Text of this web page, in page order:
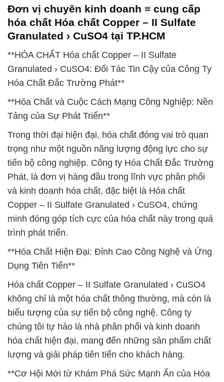
Đơn vị chuyên kinh doanh ≡ cung cấp
hóa chất Hóa chất Copper – II Sulfate
Granulated › CuSO4 tại TP.HCM
**HÓA CHẤT Hóa chất Copper – II Sulfate
Granulated › CuSO4: Đối Tác Tin Cậy của Công Ty
Hóa Chất Đắc Trường Phát**
**Hóa Chất và Cuộc Cách Mạng Công Nghiệp: Nền
Tảng của Sự Phát Triển**
Trong thời đại hiện đại, hóa chất đóng vai trò quan
trọng như một nguồn năng lượng động lực cho sự
tiến bộ công nghiệp. Công ty Hóa Chất Đắc Trường
Phát, là đơn vị hàng đầu trong lĩnh vực phân phối
và kinh doanh hóa chất, đặc biệt là Hóa chất
Copper – II Sulfate Granulated › CuSO4, chứng
minh đóng góp tích cực của hóa chất này trong quá
trình phát triển.
**Hóa Chất Hiện Đại: Đỉnh Cao Công Nghệ và Ứng
Dụng Tiên Tiến**
Hóa chất Copper – II Sulfate Granulated › CuSO4
không chỉ là một hóa chất thông thường, mà còn là
biểu tượng của sự tiến bộ công nghệ. Công ty
chúng tôi tự hào là nhà phân phối và kinh doanh
hóa chất hiện đại, mang đến những sản phẩm chất
lượng và giải pháp tiên tiến cho khách hàng.
**Cơ Hội Mới từ Khám Phá Sức Mạnh Ẩn của Hóa